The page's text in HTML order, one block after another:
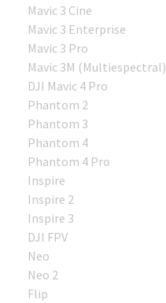
Mavic 3 Cine
Mavic 3 Enterprise
Mavic 3 Pro
Mavic 3M (Multiespectral)
DJI Mavic 4 Pro
Phantom 2
Phantom 3
Phantom 4
Phantom 4 Pro
Inspire
Inspire 2
Inspire 3
DJI FPV
Neo
Neo 2
Flip